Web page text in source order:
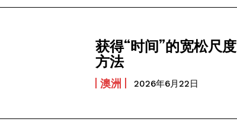
获得“时间”的宽松尺度
方法
澳洲 2026年6月22日